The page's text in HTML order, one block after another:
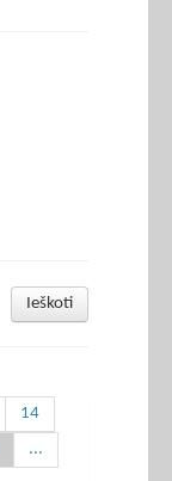
Ieškoti
14
...